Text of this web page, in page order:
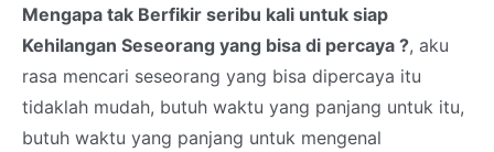
Mengapa tak Berfikir seribu kali untuk siap
Kehilangan Seseorang yang bisa di percaya ?, aku
rasa mencari seseorang yang bisa dipercaya itu
tidaklah mudah, butuh waktu yang panjang untuk itu,
butuh waktu yang panjang untuk mengenal